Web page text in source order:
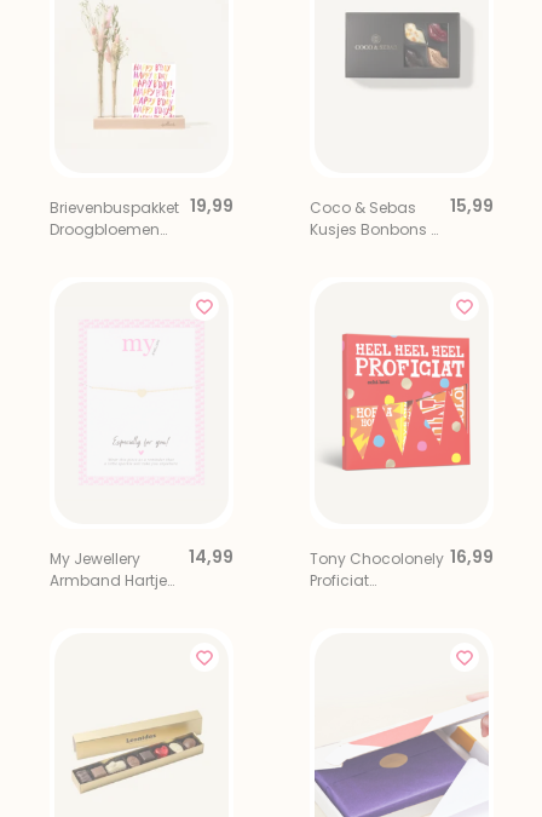
Brievenbuspakket
Droogbloemen
19,99
Coco & Sebas
Kusjes Bonbons 8
15,99
My Jewellery
Armband Hartje
14,99
Tony Chocolonely
Proficiat
16,99